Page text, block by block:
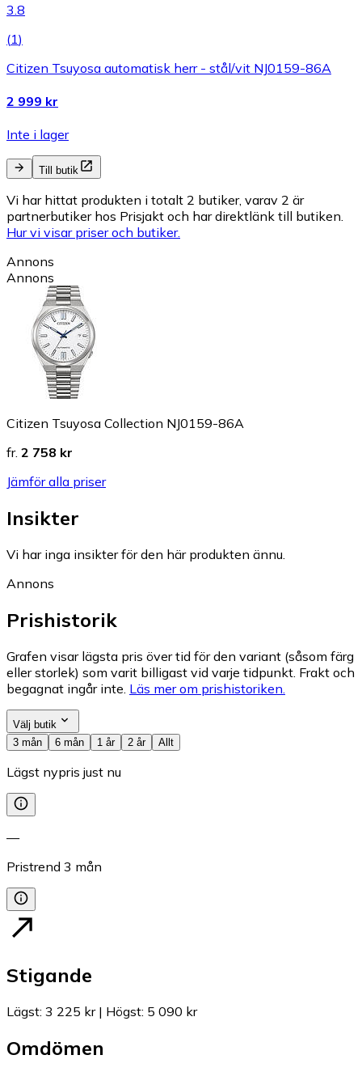
3.8
(1)
Citizen Tsuyosa automatisk herr - stål/vit NJ0159-86A
2 999 kr
Inte i lager
Till butik
Vi har hittat produkten i totalt 2 butiker, varav 2 är
partnerbutiker hos Prisjakt och har direktlänk till butiken.
Hur vi visar priser och butiker.
Annons
Annons
Citizen Tsuyosa Collection NJ0159-86A
fr. 2 758 kr
Jämför alla priser
Insikter
Vi har inga insikter för den här produkten ännu.
Annons
Prishistorik
Grafen visar lägsta pris över tid för den variant (såsom färg
eller storlek) som varit billigast vid varje tidpunkt. Frakt och
begagnat ingår inte. Läs mer om prishistoriken.
Välj butik
3 mån
6 mån 1 år 2 år Allt
Lägst nypris just nu
—
Pristrend 3 mån
Stigande
Lägst: 3 225 kr| Högst: 5 090 kr
Omdömen